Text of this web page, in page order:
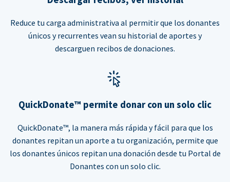
Reduce tu carga administrativa al permitir que los donantes
únicos y recurrentes vean su historial de aportes y
descarguen recibos de donaciones.
QuickDonate™ permite donar con un solo clic
QuickDonate™, la manera más rápida y fácil para que los
donantes repitan un aporte a tu organización, permite que
los donantes únicos repitan una donación desde tu Portal de
Donantes con un solo clic.